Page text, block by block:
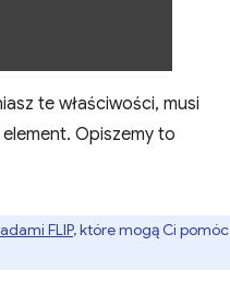
te właściwości, musi
Opiszemy to
FLIP, które mogą Ci pomóc